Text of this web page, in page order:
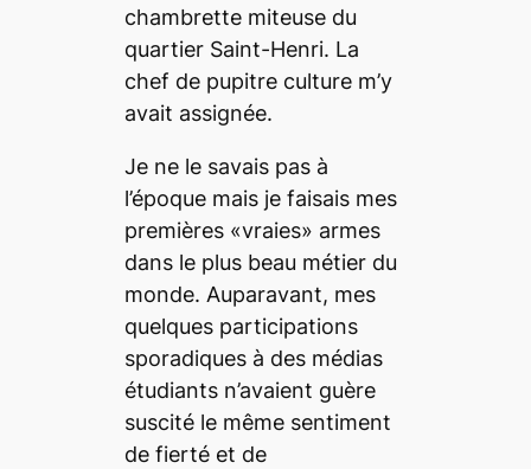
chambrette miteuse du
quartier Saint-Henri. La
chef de pupitre culture m’y
avait assignée.
Je ne le savais pas à
l’époque mais je faisais mes
premières «vraies» armes
dans le plus beau métier du
monde. Auparavant, mes
quelques participations
sporadiques à des médias
étudiants n’avaient guère
suscité le même sentiment
de fierté et de